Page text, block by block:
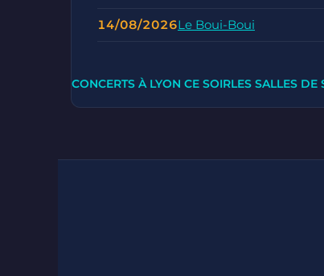
14/08/2026Le Boui-Boui
CONCERTS À LYON CE SOIRLES SALLES DE